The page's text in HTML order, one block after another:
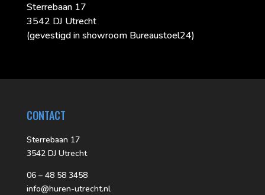
Sterrebaan 17
3542 DJ Utrecht
(gevestigd in showroom Bureaustoel24)
CONTACT
Sterrebaan 17
3542 DJ Utrecht
06 – 48 58 3458
info@huren-utrecht.nl